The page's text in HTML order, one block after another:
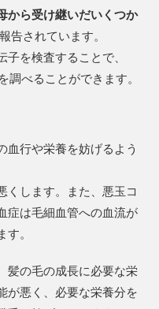
から受け継いだいくつか
告されています。
を検査することで、
調べることができます。
血行や栄養を妨げるよう
くします。また、悪玉コ
症は毛細血管への血流が
。
髪の毛の成長に必要な栄
が悪く、必要な栄養分を